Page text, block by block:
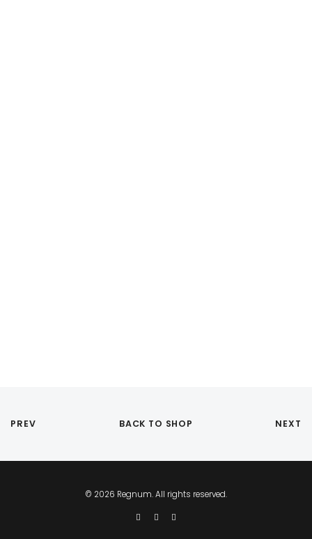
PREV BACK TO SHOP NEXT
© 2026 Regnum. All rights reserved.